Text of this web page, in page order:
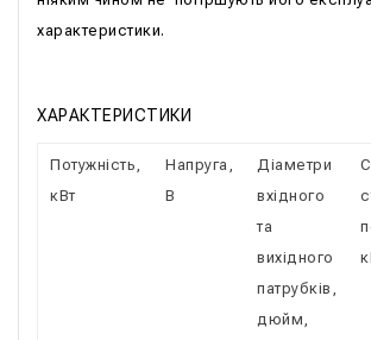
характеристики.
ХАРАКТЕРИСТИКИ
Потужність,
кВт
Напруга,
В
Діаметри
вхідного
та
вихідного
патрубків,
дюйм,